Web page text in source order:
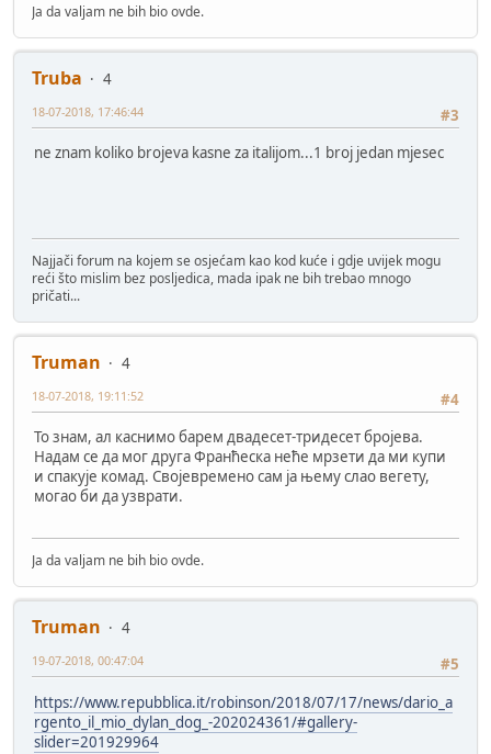
Ja da valjam ne bih bio ovde.
Truba
4
#3
18-07-2018, 17:46:44
ne znam koliko brojeva kasne za italijom...1 broj jedan mjesec
Najjači forum na kojem se osjećam kao kod kuće i gdje uvijek mogu
reći što mislim bez posljedica, mada ipak ne bih trebao mnogo
pričati...
Truman
4
#4
18-07-2018, 19:11:52
То знам, ал каснимо барем двадесет-тридесет бројева.
Надам се да мог друга Франћеска неће мрзети да ми купи
и спакује комад. Својевремено сам ја њему слао вегету,
могао би да узврати.
Ja da valjam ne bih bio ovde.
Truman
4
#5
19-07-2018, 00:47:04
https://www.repubblica.it/robinson/2018/07/17/news/dario_a
rgento_il_mio_dylan_dog_-202024361/#gallery-
slider=201929964